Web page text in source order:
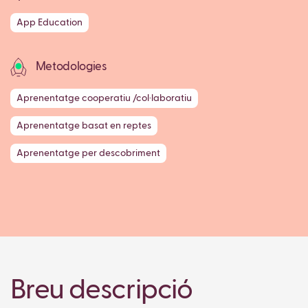
App Education
Metodologies
Aprenentatge cooperatiu /col·laboratiu
Aprenentatge basat en reptes
Aprenentatge per descobriment
Breu descripció